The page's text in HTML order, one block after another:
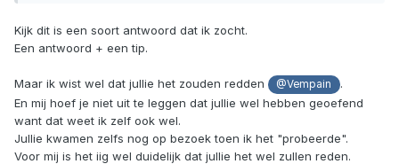
Kijk dit is een soort antwoord dat ik zocht.
Een antwoord + een tip.
Maar ik wist wel dat jullie het zouden redden @Vempain
.
En mij hoef je niet uit te leggen dat jullie wel hebben geoefend
want dat weet ik zelf ook wel.
Jullie kwamen zelfs nog op bezoek toen ik het "probeerde".
Voor mij is het iig wel duidelijk dat jullie het wel zullen reden.